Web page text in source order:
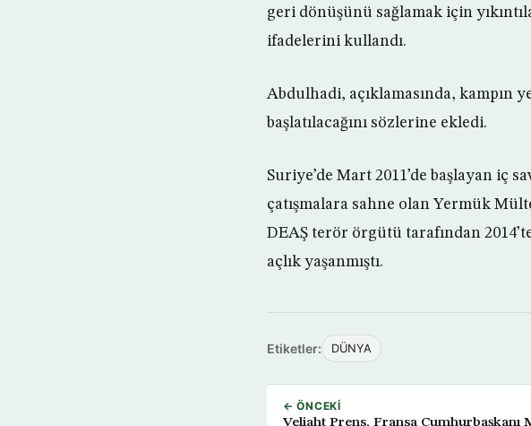
geri dönüşünü sağlamak için
ifadelerini kullandı.
Abdulhadi, açıklamasında, kampın
başlatılacağını sözlerine ekledi.
Suriye’de Mart 2011’de başlayan iç
çatışmalara sahne olan Yermük
DEAŞ terör örgütü tarafından
açlık yaşanmıştı.
Etiketler: DÜNYA
← ÖNCEKI
Veliaht Prens, Fransa Cumhurbaşkanı